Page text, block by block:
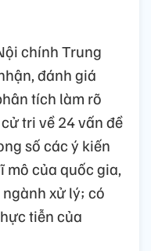
chính Trung
đánh giá
tích làm rõ
tri về 24 vấn đề
số các ý kiến
mô của quốc gia,
xử lý; có
tiễn của